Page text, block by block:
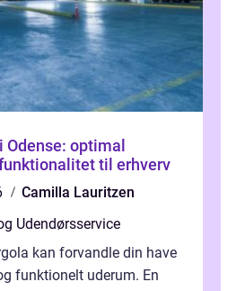
optimal
til erhverv
Camilla Lauritzen
Udendørsservice
kan forvandle din have
funktionelt uderum. En